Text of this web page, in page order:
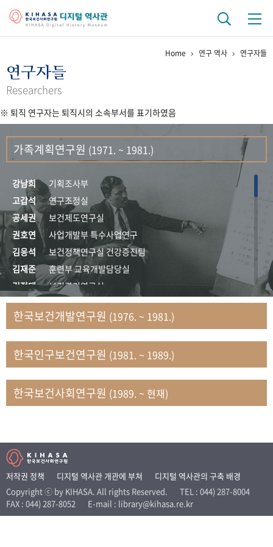
걸어온 길 기관 변천사
연구 역사
정책과 연구 키워드로 보는 연구 역사
연구자들
간행물 변천사
기록물 아카이브
사진 아카이브 문서 기록물 행정박물 영상 기록물
50+1주년 기념
성과 50선 숫자로 보는 50년
세계와 함께 한 KIHASA
VR 역사관
Home 연구 역사 연구자들
연구자들
Researchers
※ 퇴직 연구자는 퇴직시의 소속부서를 표기하였음
가족계획연구원 (1971. ~ 1981.)
강남희
기획조사부
고갑석
연구조정실
공세권
보건제도연구실
권호연
사업개발부 특수사업연구
김응석
보건정책연구실 건강증진팀
김재준
훈련부 교육개발담당실
김정태
보건관리연구실
김지자
연구부 사회개발담당실
김태룡
조사평가부 연구과
문현상
가족복지연구실 인구가족연구팀
박인화
보건정책연구실
박재빈
연구부 인구역학담당실
변종화
보건정책연구실 건강증진팀
송건용
보건정책연구실
송태민
정보통계연구실 빅데이터연구센터
신희설
사업개발부 국제협력연구실
이규식
의료보험연구실
이문기
훈련부
한국보건개발연구원 (1976. ~ 1981.)
한국인구보건연구원 (1981. ~ 1989.)
한국보건사회연구원 (1989. ~ 현재)
저작권 정책 디지털 역사관 개관에 부쳐
디지털 역사관의 구축 배경
Copyright ⓒ by KIHASA. All rights Reserved.
TEL : 044) 287-8004
FAX : 044) 287-8052
E-mail : library@kihasa.re.kr